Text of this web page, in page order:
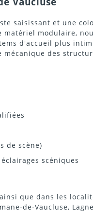
saisissant et une
modulaire,
d'accueil plus
des
de scène)
scéniques
que dans les
de-Vaucluse,